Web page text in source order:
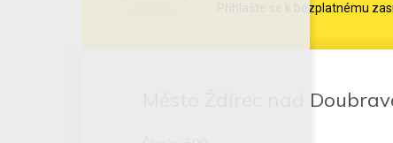
Přihlašte se k bezplatnému
Město Ždírec nad